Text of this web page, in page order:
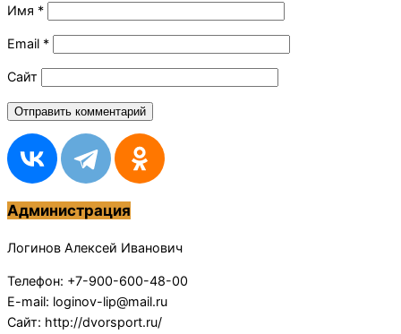
Имя *
Email *
Сайт
Администрация
Логинов Алексей Иванович
Телефон: +7-900-600-48-00
E-mail: loginov-lip@mail.ru
Сайт: http://dvorsport.ru/